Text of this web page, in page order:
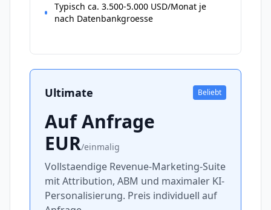
Typisch ca. 3.500-5.000 USD/Monat je
nach Datenbankgroesse
Ultimate Beliebt
Auf Anfrage
EUR/einmalig
Vollstaendige Revenue-Marketing-Suite
mit Attribution, ABM und maximaler KI-
Personalisierung. Preis individuell auf